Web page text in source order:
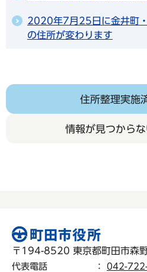
2020年7月25日に金井町
の住所が変わります
住所整理実施
情報が見つから
〒194-8520 東京都町田市森
代表電話 ： 042-